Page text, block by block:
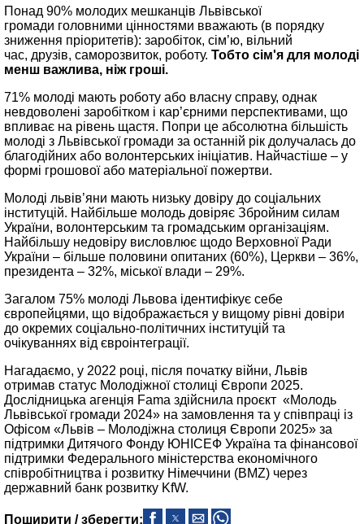
Понад 90% молодих мешканців Львівської
громади головними цінностями вважають (в порядку
зниження пріоритетів): заробіток, сім’ю, вільний
час, друзів, саморозвиток, роботу. Тобто сім'я для молоді
менш важлива, ніж гроші.
71% молоді мають роботу або власну справу, однак
невдоволені заробітком і кар’єрними перспективами, що
впливає на рівень щастя. Попри це абсолютна більшість
молоді з Львівської громади за останній рік долучалась до
благодійних або волонтерських ініціатив. Найчастіше – у
формі грошової або матеріальної пожертви.
Молоді львів’яни мають низьку довіру до соціальних
інституцій. Найбільше молодь довіряє Збройним силам
України, волонтерським та громадським організаціям.
Найбільшу недовіру висловлює щодо Верховної Ради
України – більше половини опитаних (60%), Церкви – 36%,
президента – 32%, міської влади – 29%.
Загалом 75% молоді Львова ідентифікує себе
європейцями, що відображається у вищому рівні довіри
до окремих соціально-політичних інституцій та
очікуваннях від євроінтеграції.
Нагадаємо, у 2022 році, після початку війни, Львів
отримав статус Молодіжної столиці Європи 2025.
Дослідницька агенція Fama здійснила проєкт «Молодь
Львівської громади 2024» на замовлення та у співпраці із
Офісом «Львів – Молодіжна столиця Європи 2025» за
підтримки Дитячого Фонду ЮНІСЕФ Україна та фінансової
підтримки Федерального міністерства економічного
співробітництва і розвитку Німеччини (BMZ) через
державний банк розвитку KfW.
Поширити / зберегти: